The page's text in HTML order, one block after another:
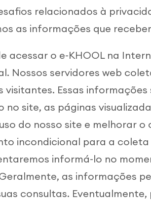
relacionados à
as informações que
acessar o e-KHOOL na
Nossos servidores web
visitantes. Essas
site, as páginas
do nosso site e melhorar
incondicional para a
informá-lo no
as informações
consultas.